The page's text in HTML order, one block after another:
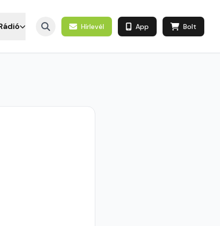
Hírlevél App Bolt